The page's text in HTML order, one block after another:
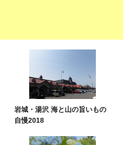
岩城・湯沢 海と山の旨いもの
自慢2018